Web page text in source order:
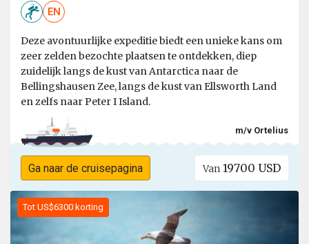
EN
Deze avontuurlijke expeditie biedt een unieke kans om
zeer zelden bezochte plaatsen te ontdekken, diep
zuidelijk langs de kust van Antarctica naar de
Bellingshausen Zee, langs de kust van Ellsworth Land
en zelfs naar Peter I Island.
m/v Ortelius
Ga naar de cruisepagina Van 19700 USD
Tot US$6300 korting